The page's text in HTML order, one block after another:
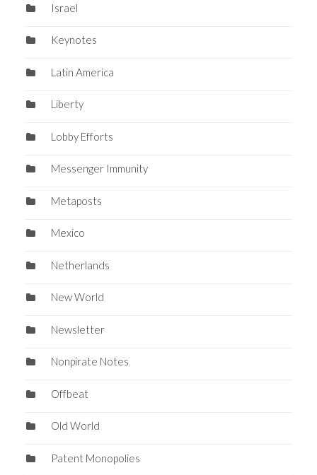
Israel
Keynotes
Latin America
Liberty
Lobby Efforts
Messenger Immunity
Metaposts
Mexico
Netherlands
New World
Newsletter
Nonpirate Notes
Offbeat
Old World
Patent Monopolies